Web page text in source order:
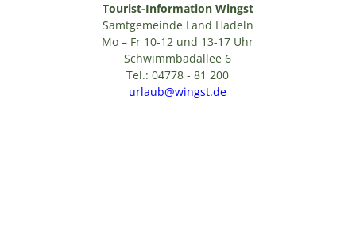
Tourist-Information Wingst
Samtgemeinde Land Hadeln
Mo – Fr 10-12 und 13-17 Uhr
Schwimmbadallee 6
Tel.: 04778 - 81 200
urlaub@wingst.de